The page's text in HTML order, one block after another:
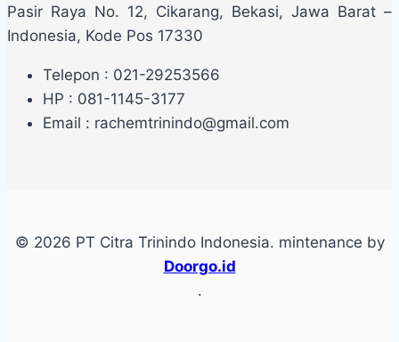
Pasir Raya No. 12, Cikarang, Bekasi, Jawa Barat –
Indonesia, Kode Pos 17330
Telepon : 021-29253566
HP : 081-1145-3177
Email : rachemtrinindo@gmail.com
© 2026 PT Citra Trinindo Indonesia. mintenance by
Doorgo.id
.